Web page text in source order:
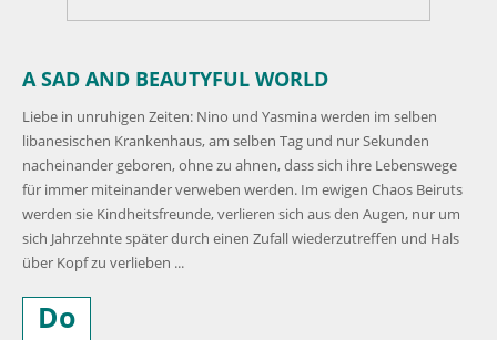
A SAD AND BEAUTYFUL WORLD
Liebe in unruhigen Zeiten: Nino und Yasmina werden im selben
libanesischen Krankenhaus, am selben Tag und nur Sekunden
nacheinander geboren, ohne zu ahnen, dass sich ihre Lebenswege
für immer miteinander verweben werden. Im ewigen Chaos Beiruts
werden sie Kindheitsfreunde, verlieren sich aus den Augen, nur um
sich Jahrzehnte später durch einen Zufall wiederzutreffen und Hals
über Kopf zu verlieben ...
Do